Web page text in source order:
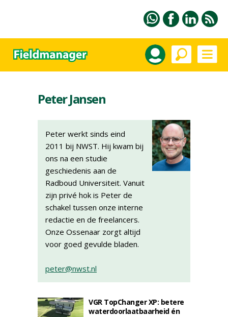
Peter Jansen
Peter werkt sinds eind
2011 bij NWST. Hij kwam bij
ons na een studie
geschiedenis aan de
Radboud Universiteit. Vanuit
zijn privé hok is Peter de
schakel tussen onze interne
redactie en de freelancers.
Onze Ossenaar zorgt altijd
voor goed gevulde bladen.
peter@nwst.nl
VGR TopChanger XP: betere
waterdoorlaatbaarheid én